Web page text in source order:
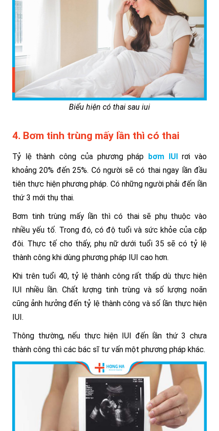
Biểu hiện có thai sau iui
4. Bơm tinh trùng mấy lần thì có thai
Tỷ lệ thành công của phương pháp bơm IUIrơi vào
khoảng 20% đến 25%. Có người sẽ có thai ngay lần đầu
tiên thực hiện phương pháp. Có những người phải đến lần
thứ 3 mới thụ thai.
Bơm tinh trùng mấy lần thì có thai sẽ phụ thuộc vào
nhiều yếu tố. Trong đó, có độ tuổi và sức khỏe của cặp
đôi. Thực tế cho thấy, phụ nữ dưới tuổi 35 sẽ có tỷ lệ
thành công khi dùng phương pháp IUI cao hơn.
Khi trên tuổi 40, tỷ lệ thành công rất thấp dù thực hiện
IUI nhiều lần.Chất lượng tinh trùng và số lượng noãn
cũng ảnh hưởng đến tỷ lệ thành công và số lần thực hiện
IUI.
Thông thường, nếu thực hiện IUI đến lần thứ 3 chưa
thành công thì các bác sĩ tư vấn một phương pháp khác.